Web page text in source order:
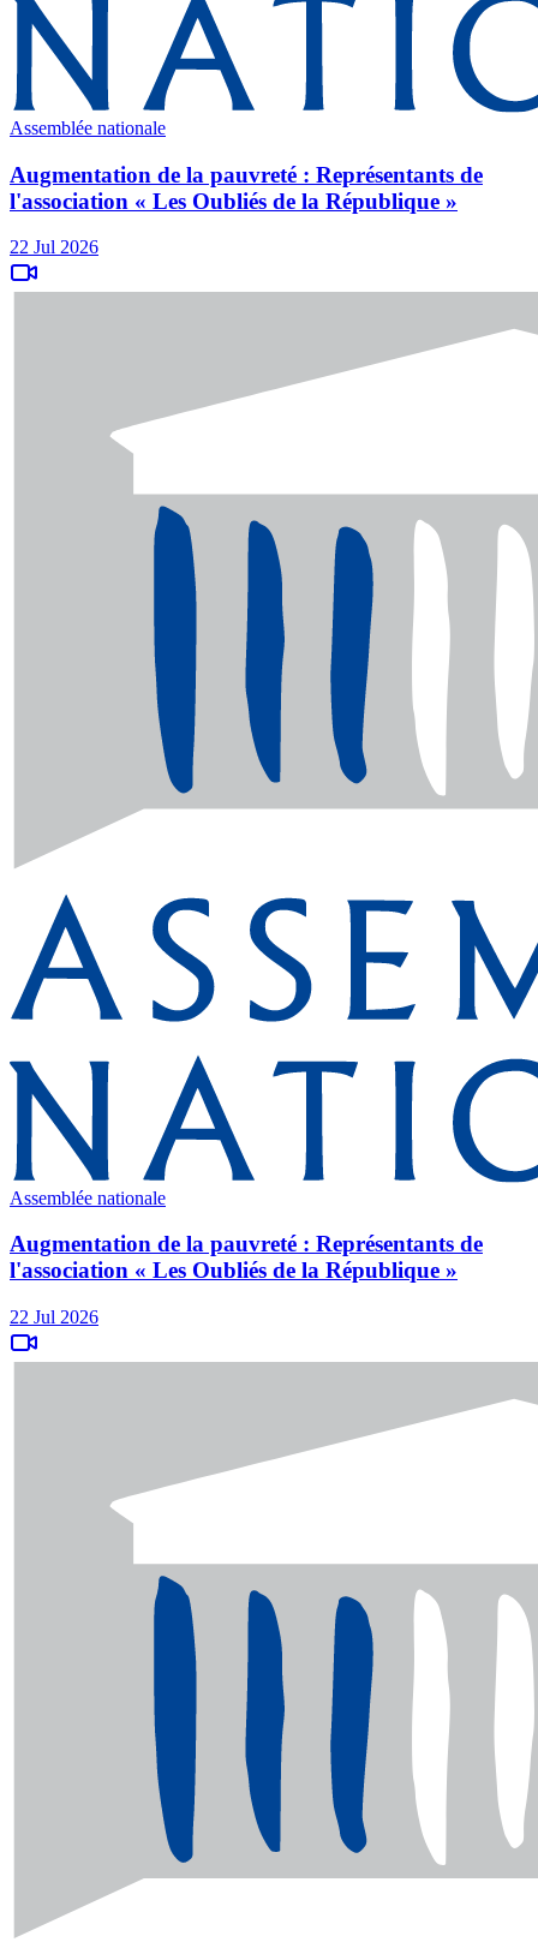
Assemblée nationale
Augmentation de la pauvreté : Représentants de
l'association « Les Oubliés de la République »
22 Jul 2026
Assemblée nationale
Augmentation de la pauvreté : Représentants de
l'association « Les Oubliés de la République »
22 Jul 2026